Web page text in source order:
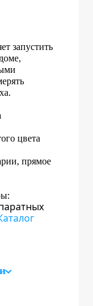
запустить
цвета
прямое